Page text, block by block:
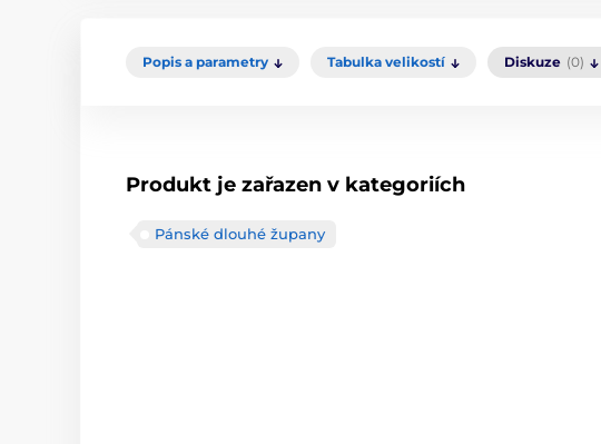
Popis a parametry Tabulka velikostí Diskuze (0)
Produkt je zařazen v kategoriích
Pánské dlouhé župany